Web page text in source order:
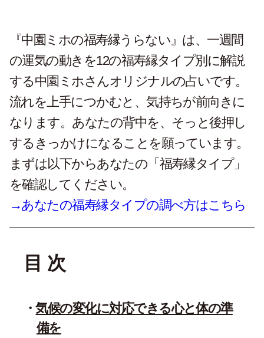
『中園ミホの福寿縁うらない』は、一週間
の運気の動きを12の福寿縁タイプ別に解説
する中園ミホさんオリジナルの占いです。
流れを上手につかむと、気持ちが前向きに
なります。あなたの背中を、そっと後押し
するきっかけになることを願っています。
まずは以下からあなたの「福寿縁タイプ」
を確認してください。
→あなたの福寿縁タイプの調べ方はこちら
目 次
気候の変化に対応できる心と体の準
備を